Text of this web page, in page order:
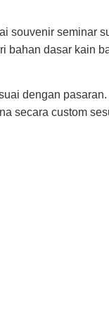
souvenir seminar
bahan dasar kain
dengan
secara custom